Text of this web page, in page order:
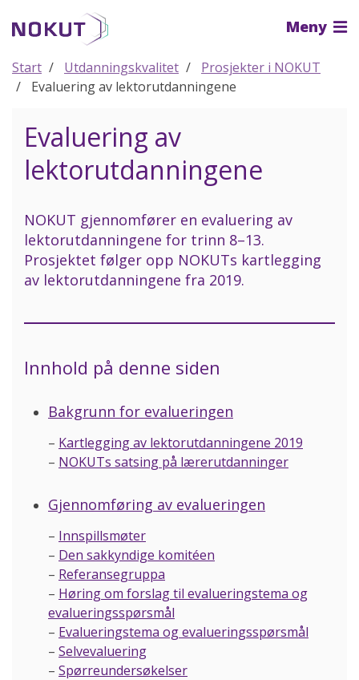
hovedinnhold
Meny
Start Utdanningskvalitet
Prosjekter i NOKUT
Evaluering av lektorutdanningene
Evaluering av
lektorutdanningene
NOKUT gjennomfører en evaluering av
lektorutdanningene for trinn 8–13.
Prosjektet følger opp NOKUTs kartlegging
av lektorutdanningene fra 2019.
Innhold på denne siden
Bakgrunn for evalueringen
– Kartlegging av lektorutdanningene 2019
– NOKUTs satsing på lærerutdanninger
Gjennomføring av evalueringen
– Innspillsmøter
– Den sakkyndige komitéen
– Referansegruppa
– Høring om forslag til evalueringstema og
evalueringsspørsmål
– Evalueringstema og evalueringsspørsmål
– Selvevaluering
– Spørreundersøkelser